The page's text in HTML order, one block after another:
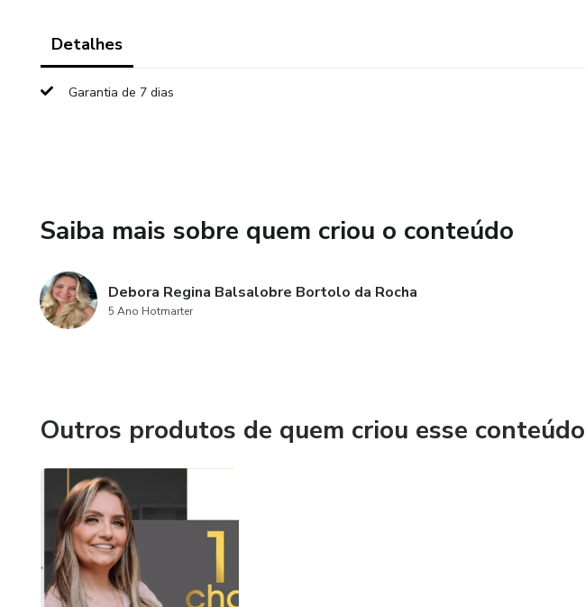
também, compartilhar os erros e os
Detalhes
Garantia de 7 dias
Saiba mais sobre quem criou o conteúdo
Debora Regina Balsalobre Bortolo da Rocha
5 Ano Hotmarter
Outros produtos de quem criou esse conteúdo